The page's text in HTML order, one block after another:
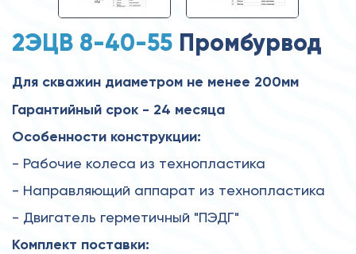
2ЭЦВ 8-40-55 Промбурвод
Для скважин диаметром не менее 200мм
Гарантийный срок - 24 месяца
Особенности конструкции:
- Рабочие колеса из технопластика
- Направляющий аппарат из технопластика
- Двигатель герметичный "ПЭДГ"
Комплект поставки: